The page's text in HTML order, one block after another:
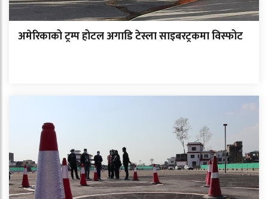
अमेरिकाको ट्रम्प होटल अगाडि टेस्ला साइबरट्रकमा विस्फोट